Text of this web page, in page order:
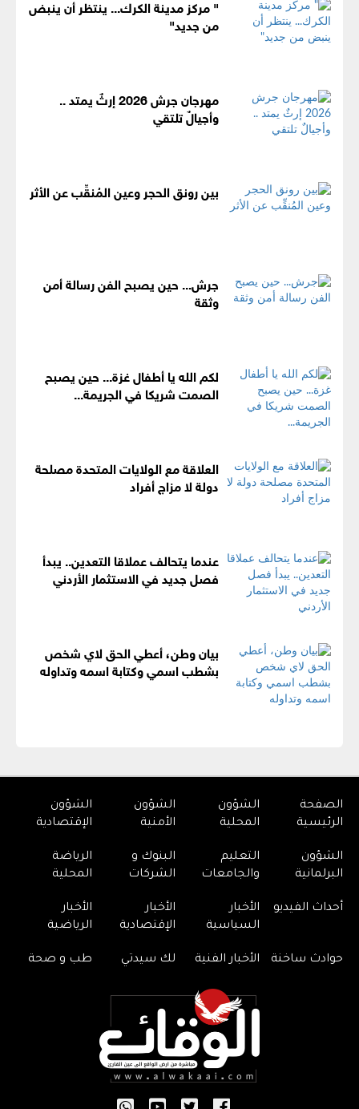
" مركز مدينة الكرك... ينتظر أن ينبض
من جديد"
مهرجان جرش 2026 إرثٌ يمتد ..
وأجيالٌ تلتقي
بين رونق الحجر وعين المُنقِّب عن الأثر
جرش... حين يصبح الفن رسالة أمن
وثقة
لكم الله يا أطفال غزة... حين يصبح
الصمت شريكا في الجريمة...
العلاقة مع الولايات المتحدة مصلحة
دولة لا مزاج أفراد
عندما يتحالف عملاقا التعدين.. يبدأ
فصل جديد في الاستثمار الأردني
بيان وطن، أعطي الحق لاي شخص
بشطب اسمي وكتابة اسمه وتداوله
الصفحة
الرئيسية
الشؤون
المحلية
الشؤون
الأمنية
الشؤون
الإقتصادية
الشؤون
البرلمانية
التعليم
والجامعات
البنوك و
الشركات
الرياضة
المحلية
أحداث الفيديو
الأخبار
السياسية
الأخبار
الإقتصادية
الأخبار
الرياضية
حوادث ساخنة الأخبار الفنية لك سيدتي طب و صحة